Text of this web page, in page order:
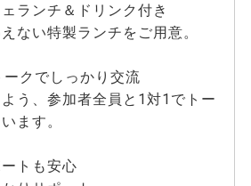
ランチ＆ドリンク付き
ない特製ランチをご用意。
ークでしっかり交流
う、参加者全員と1対1でトー
ます。
トも安心